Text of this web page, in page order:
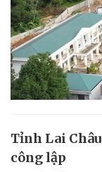
Tỉnh Lai
công lập